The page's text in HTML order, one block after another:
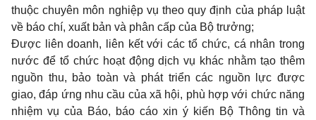
thuộc chuyên môn nghiệp vụ theo quy định của pháp luật
về báo chí, xuất bản và phân cấp của Bộ trưởng;
Được liên doanh, liên kết với các tổ chức, cá nhân trong
nước để tổ chức hoạt động dịch vụ khác nhằm tạo thêm
nguồn thu, bảo toàn và phát triển các nguồn lực được
giao, đáp ứng nhu cầu của xã hội, phù hợp với chức năng
nhiệm vụ của Báo, báo cáo xin ý kiến Bộ Thông tin và